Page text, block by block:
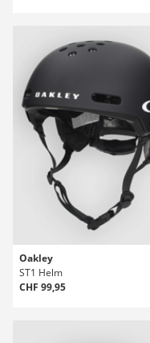
Oakley
ST1 Helm
CHF 99,95